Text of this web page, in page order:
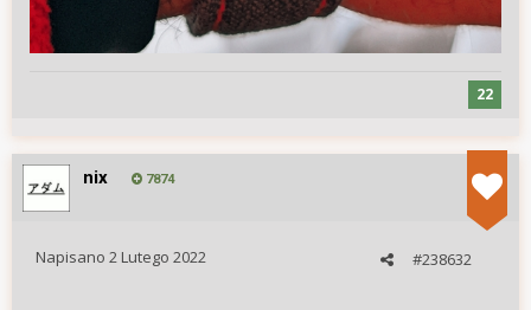
22
nix 7874
#238632
Napisano 2 Lutego 2022